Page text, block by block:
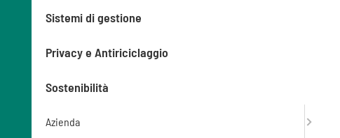
8 h
Sistemi di gestione
Privacy e Antiriciclaggio
Sostenibilità
Azienda